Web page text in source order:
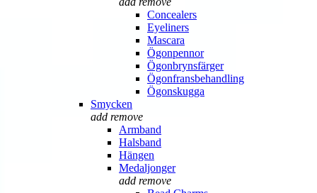
Concealers
Eyeliners
Mascara
Ögonpennor
Ögonbrynsfärger
Ögonfransbehandling
Ögonskugga
Smycken
add remove
Armband
Halsband
Hängen
Medaljonger
add remove